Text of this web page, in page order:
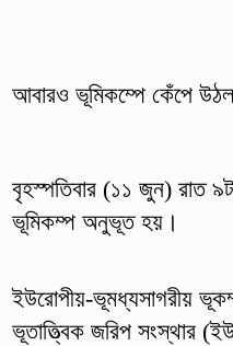
আবারও ভূমিকম্পে কেঁপে উঠল
বৃহস্পতিবার (১১ জুন) রাত
ভূমিকম্প অনুভূত হয়।
ইউরোপীয়-ভূমধ্যসাগরীয়
ভূতাত্ত্বিক জরিপ সংস্থার